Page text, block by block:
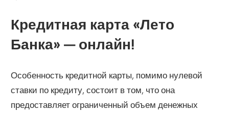
Кредитная карта «Лето
Банка» — онлайн!
Особенность кредитной карты, помимо нулевой
ставки по кредиту, состоит в том, что она
предоставляет ограниченный объем денежных